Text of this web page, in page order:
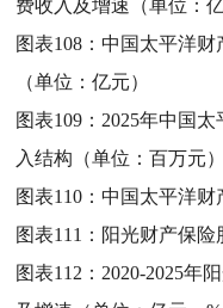
费收入及增速（单位：亿
图表108：中国太平洋财
（单位：亿元）
图表109： 2025年中国
入结构（单位：百万元）
图表110：中国太平洋财
图表111： 阳光财产保
图表112： 2020-2025年